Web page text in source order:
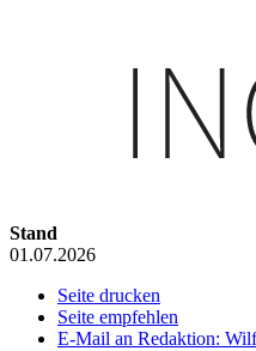
Stand
01.07.2026
Seite drucken
Seite empfehlen
E-Mail an Redaktion: